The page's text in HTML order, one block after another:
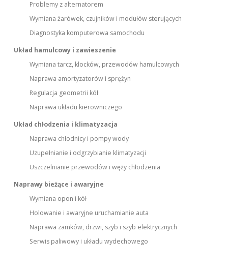
Problemy z alternatorem
Wymiana żarówek, czujników i modułów sterujących
Diagnostyka komputerowa samochodu
Układ hamulcowy i zawieszenie
Wymiana tarcz, klocków, przewodów hamulcowych
Naprawa amortyzatorów i sprężyn
Regulacja geometrii kół
Naprawa układu kierowniczego
Układ chłodzenia i klimatyzacja
Naprawa chłodnicy i pompy wody
Uzupełnianie i odgrzybianie klimatyzacji
Uszczelnianie przewodów i węży chłodzenia
Naprawy bieżące i awaryjne
Wymiana opon i kół
Holowanie i awaryjne uruchamianie auta
Naprawa zamków, drzwi, szyb i szyb elektrycznych
Serwis paliwowy i układu wydechowego